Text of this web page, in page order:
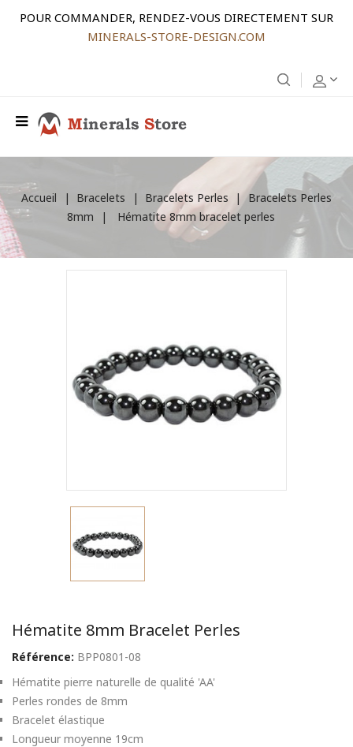
POUR COMMANDER, RENDEZ-VOUS DIRECTEMENT SUR
MINERALS-STORE-DESIGN.COM
Accueil Bracelets Bracelets Perles
Bracelets Perles
8mm
Hématite 8mm bracelet perles
Hématite 8mm Bracelet Perles
Référence: BPP0801-08
Hématite pierre naturelle de qualité 'AA'
Perles rondes de 8mm
Bracelet élastique
Longueur moyenne 19cm